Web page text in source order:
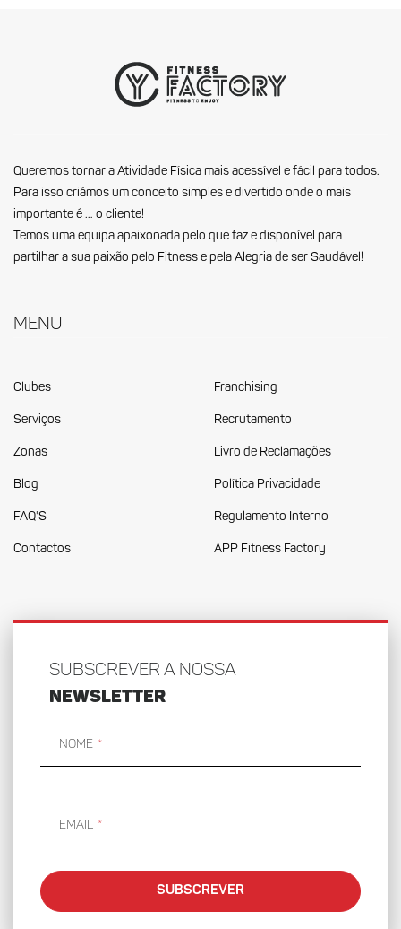
Queremos tornar a Atividade Física mais acessível e fácil para todos.
Para isso criámos um conceito simples e divertido onde o mais
importante é … o cliente!
Temos uma equipa apaixonada pelo que faz e disponível para
partilhar a sua paixão pelo Fitness e pela Alegria de ser Saudável!
Menu
Clubes
Serviços
Zonas
Blog
FAQ'S
Contactos
Franchising
Recrutamento
Livro de Reclamações
Política Privacidade
Regulamento Interno
APP Fitness Factory
SUBSCREVER A NOSSA
NEWSLETTER
Nome
Email
SUBSCREVER